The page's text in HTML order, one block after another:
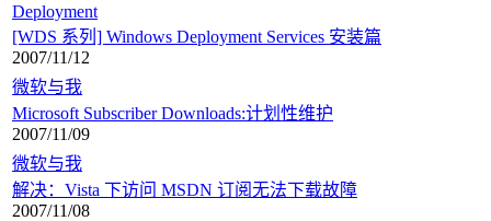
Deployment
[WDS 系列] Windows Deployment Services 安装篇
2007/11/12
微软与我
Microsoft Subscriber Downloads:计划性维护
2007/11/09
微软与我
解决：Vista 下访问 MSDN 订阅无法下载故障
2007/11/08